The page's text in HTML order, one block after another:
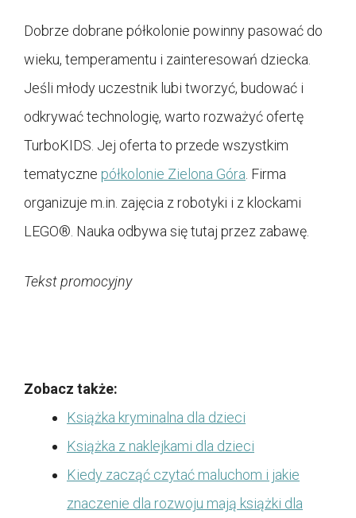
Dobrze dobrane półkolonie powinny pasować do
wieku, temperamentu i zainteresowań dziecka.
Jeśli młody uczestnik lubi tworzyć, budować i
odkrywać technologię, warto rozważyć ofertę
TurboKIDS. Jej oferta to przede wszystkim
tematyczne półkolonie Zielona Góra . Firma
organizuje m.in. zajęcia z robotyki i z klockami
LEGO®. Nauka odbywa się tutaj przez zabawę.
Tekst promocyjny
Zobacz także:
Książka kryminalna dla dzieci
Książka z naklejkami dla dzieci
Kiedy zacząć czytać maluchom i jakie
znaczenie dla rozwoju mają książki dla